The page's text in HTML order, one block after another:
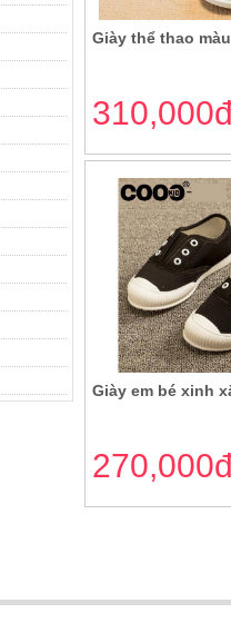
Giày thể thao
Giày em bé xinh